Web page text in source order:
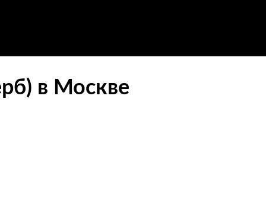
в Москве